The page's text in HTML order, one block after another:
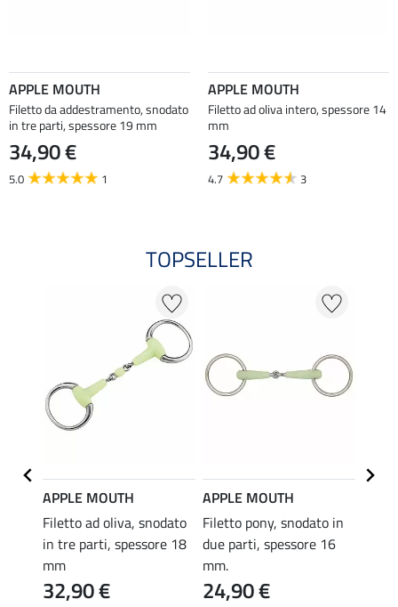
APPLE MOUTH
Filetto da addestramento, snodato
in tre parti, spessore 19 mm
34,90 €
5.0 1
APPLE MOUTH
Filetto ad oliva intero, spessore 14
mm
34,90 €
4.7 3
TOPSELLER
APPLE MOUTH
Filetto ad oliva, snodato
in tre parti, spessore 18
mm
32,90 €
APPLE MOUTH
Filetto pony, snodato in
due parti, spessore 16
mm.
24,90 €